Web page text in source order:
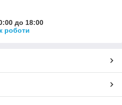
до 18:00
роботи